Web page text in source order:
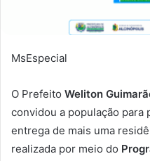
MsEspecial
O Prefeito Weliton
convidou a população para
entrega de mais uma
realizada por meio do